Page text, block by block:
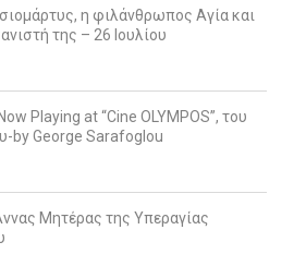
η φιλάνθρωπος Αγία και
της – 26 Ιουλίου
Playing at “Cine OLYMPOS”, του
by George Sarafoglou
Μητέρας της Υπεραγίας